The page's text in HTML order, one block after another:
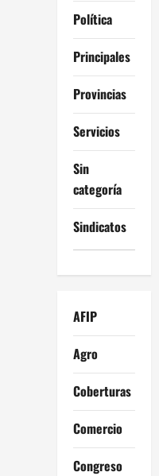
Política
Principales
Provincias
Servicios
Sin
categoría
Sindicatos
AFIP
Agro
Coberturas
Comercio
Congreso